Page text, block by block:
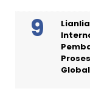
Global